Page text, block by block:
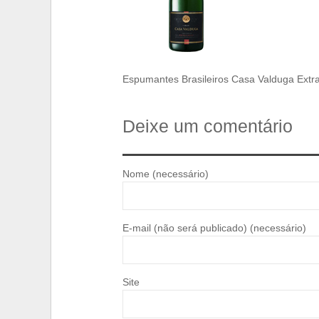
Espumantes Brasileiros Casa Valduga
Deixe um comentário
Nome (necessário)
E-mail (não será publicado) (necessário)
Site